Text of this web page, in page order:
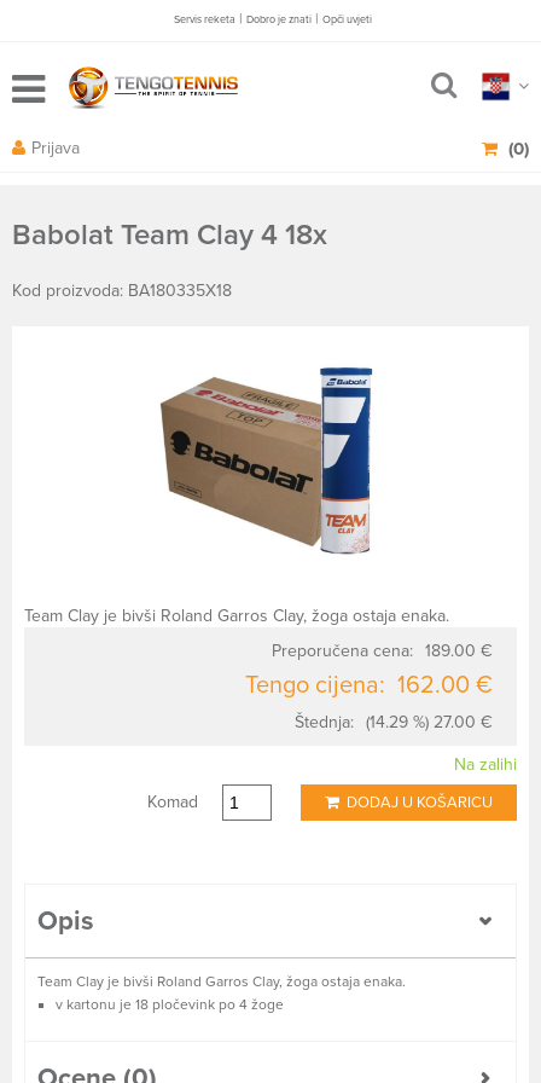
Servis reketa | Dobro je znati | Opči uvjeti
(0)
Prijava
Babolat Team Clay 4 18x
Kod proizvoda: BA180335X18
Team Clay je bivši Roland Garros Clay, žoga ostaja enaka.
Preporučena cena: 189.00 €
Tengo cijena: 162.00 €
Štednja: (14.29 %) 27.00 €
Na zalihi
Komad
DODAJ U KOŠARICU
Opis
Team Clay je bivši Roland Garros Clay, žoga ostaja enaka.
v kartonu je 18 pločevink po 4 žoge